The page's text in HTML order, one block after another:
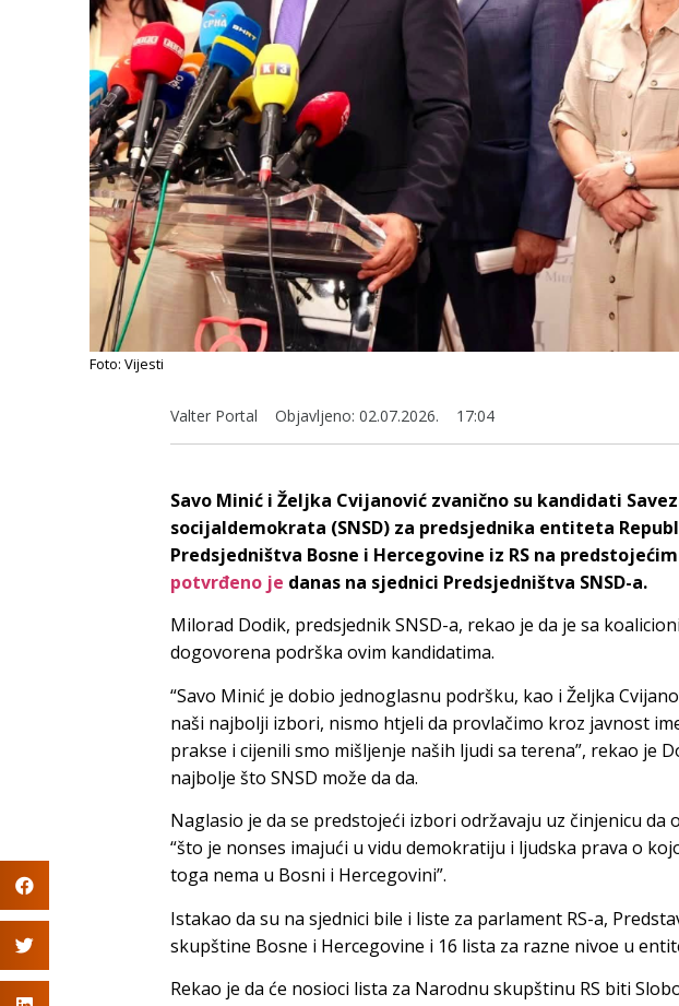
Foto: Vijesti
Valter Portal Objavljeno: 02.07.2026. 17:04
Savo Minić i Željka Cvijanović zvanično su kandidati
socijaldemokrata (SNSD) za predsjednika entiteta
Predsjedništva Bosne i Hercegovine iz RS na
potvrđeno je danas na sjednici Predsjedništva SNSD-a.
Milorad Dodik, predsjednik SNSD-a, rekao je da je sa
dogovorena podrška ovim kandidatima.
“Savo Minić je dobio jednoglasnu podršku, kao i Željka
naši najbolji izbori, nismo htjeli da provlačimo kroz javnost
prakse i cijenili smo mišljenje naših ljudi sa terena”, rekao je
najbolje što SNSD može da da.
Naglasio je da se predstojeći izbori održavaju uz činjenicu da
“što je nonses imajući u vidu demokratiju i ljudska prava o
toga nema u Bosni i Hercegovini”.
Istakao da su na sjednici bile i liste za parlament RS-a,
skupštine Bosne i Hercegovine i 16 lista za razne nivoe u
Rekao je da će nosioci lista za Narodnu skupštinu RS biti